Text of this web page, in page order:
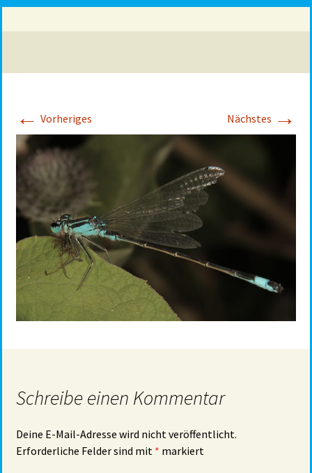
← Vorheriges Nächstes →
Schreibe einen Kommentar
Deine E-Mail-Adresse wird nicht veröffentlicht.
Erforderliche Felder sind mit * markiert